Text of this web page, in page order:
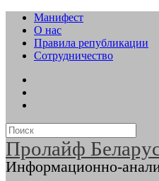
Манифест
О нас
Правила републикации
Сотрудничество
Пролайф
Информационно-